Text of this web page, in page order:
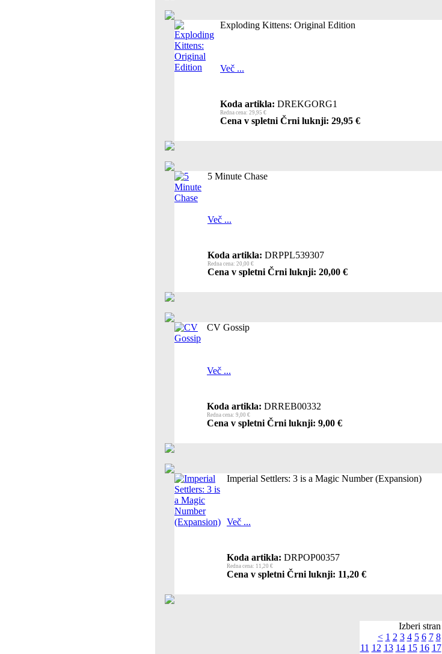
Exploding Kittens: Original Edition
Več ...
Koda artikla: DREKGORG1
Redna cena: 29,95 €
Cena v spletni Črni luknji: 29,95 €
5 Minute Chase
Več ...
Koda artikla: DRPPL539307
Redna cena: 20,00 €
Cena v spletni Črni luknji: 20,00 €
CV Gossip
Več ...
Koda artikla: DRREB00332
Redna cena: 9,00 €
Cena v spletni Črni luknji: 9,00 €
Imperial Settlers: 3 is a Magic Number (Expansion)
Več ...
Koda artikla: DRPOP00357
Redna cena: 11,20 €
Cena v spletni Črni luknji: 11,20 €
Izberi stran
< 1 2 3 4 5 6 7 8
11 12 13 14 15 16 17